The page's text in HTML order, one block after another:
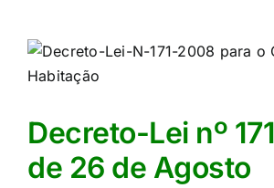
Decreto-Lei nº
de 26 de Agosto